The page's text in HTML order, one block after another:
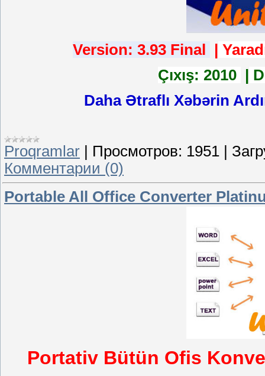
Version: 3.93 Final |
Çıxış: 2010
Daha Ətraflı Xəbərin
Proqramlar Просмотров: 1951
Комментарии (0)
Portable All Office Converter
Portativ Bütün Ofis